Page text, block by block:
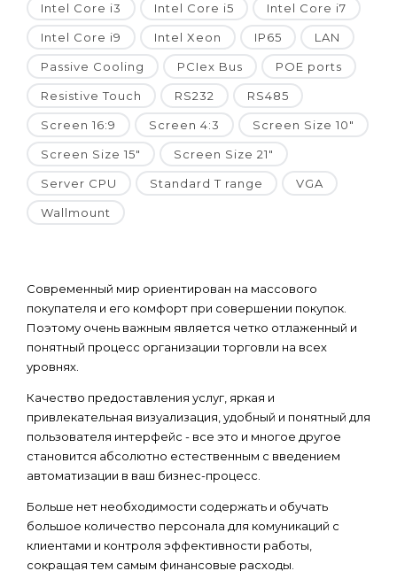
Intel Core i3 Intel Core i5 Intel Core i7
Intel Core i9 Intel Xeon IP65 LAN
Passive Cooling PCIex Bus POE ports
Resistive Touch RS232 RS485
Screen 16:9 Screen 4:3 Screen Size 10"
Screen Size 15" Screen Size 21"
Server CPU Standard T range VGA
Wallmount
Современный мир ориентирован на массового
покупателя и его комфорт при совершении покупок.
Поэтому очень важным является четко отлаженный и
понятный процесс организации торговли на всех
уровнях.
Качество предоставления услуг, яркая и
привлекательная визуализация, удобный и понятный для
пользователя интерфейс - все это и многое другое
становится абсолютно естественным с введением
автоматизации в ваш бизнес-процесс.
Больше нет необходимости содержать и обучать
большое количество персонала для комуникаций с
клиентами и контроля эффективности работы,
сокращая тем самым финансовые расходы.